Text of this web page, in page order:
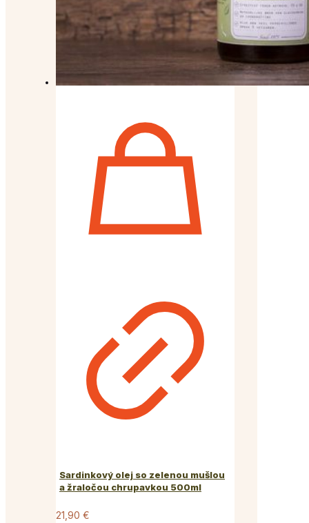
Sardinkový olej so zelenou mušlou
a žraločou chrupavkou 500ml
21,90 €